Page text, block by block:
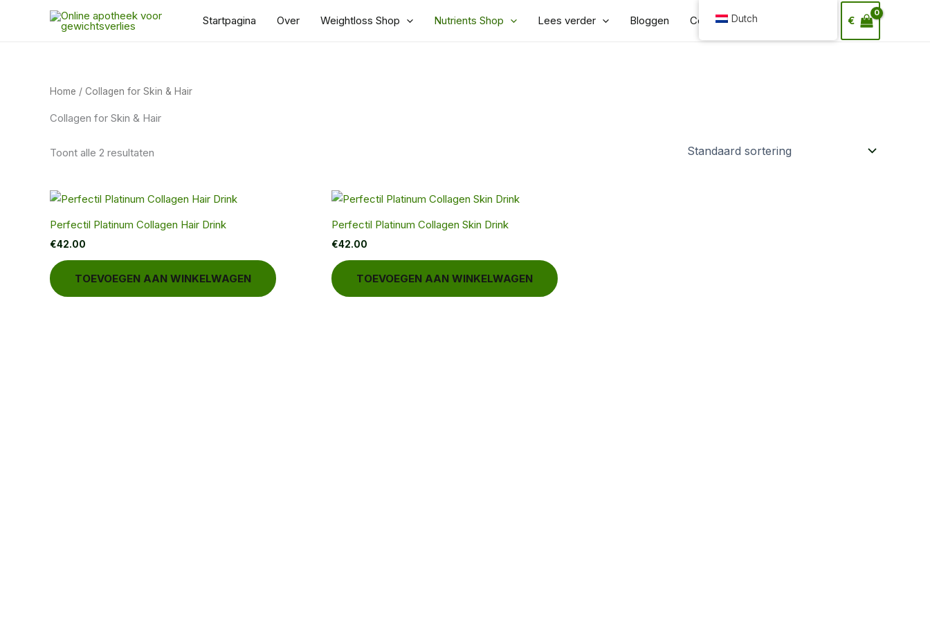
Startpagina Over Weightloss Shop Nutrients Shop Lees verder Bloggen Contact Zoeken
€
Home / Collagen for Skin & Hair
Collagen for Skin & Hair
Toont alle 2 resultaten
Perfectil Platinum Collagen Hair Drink
€42.00
TOEVOEGEN AAN WINKELWAGEN
Perfectil Platinum Collagen Skin Drink
€42.00
TOEVOEGEN AAN WINKELWAGEN
Dutch